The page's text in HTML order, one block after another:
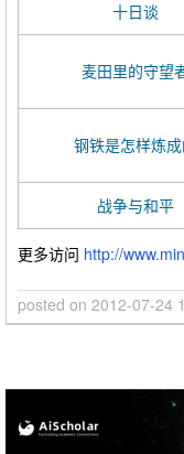
十日谈
麦田里的守望
钢铁是怎样炼
战争与和平
更多访问 http://
posted on 2012-07-24